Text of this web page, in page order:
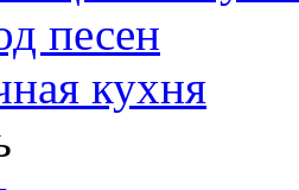
песен
кухня